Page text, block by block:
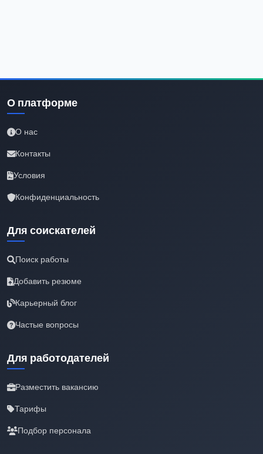
О платформе
О нас
Контакты
Условия
Конфиденциальность
Для соискателей
Поиск работы
Добавить резюме
Карьерный блог
Частые вопросы
Для работодателей
Разместить вакансию
Тарифы
Подбор персонала